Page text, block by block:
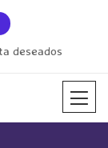
deseados